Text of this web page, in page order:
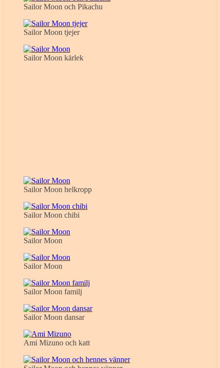
Sailor Moon och Pikachu
Sailor Moon tjejer
Sailor Moon kärlek
Sailor Moon helkropp
Sailor Moon chibi
Sailor Moon
Sailor Moon
Sailor Moon familj
Sailor Moon dansar
Ami Mizuno och katt